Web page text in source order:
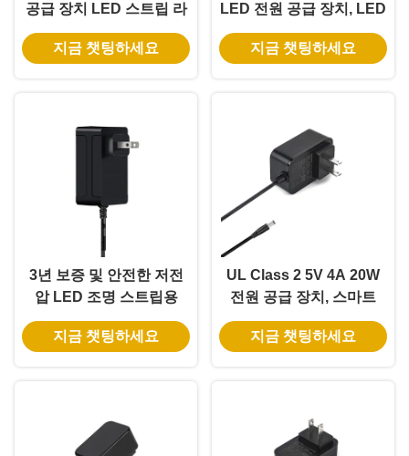
공급 장치 LED 스트립 라
이트 및 CCTV 카메라에
대한 100% PC 재료
지금 챗팅하세요
LED 전원 공급 장치, LED
테이프 조명용 100-240V
입력
지금 챗팅하세요
3년 보증 및 안전한 저전
압 LED 조명 스트립용
36W 12V 3A UL 클래스 2
전원 어댑터
지금 챗팅하세요
UL Class 2 5V 4A 20W
전원 공급 장치, 스마트
WiFi LED 스트립용
5.5*2.1mm DC 잭 포함
지금 챗팅하세요